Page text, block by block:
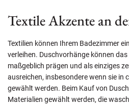
Textile Akzente an
Textilien können Ihrem Badezimmer
verleihen. Duschvorhänge können
maßgeblich prägen und als einziges
ausreichen, insbesondere wenn sie in
gewählt werden. Beim Kauf von
Materialien gewählt werden, die